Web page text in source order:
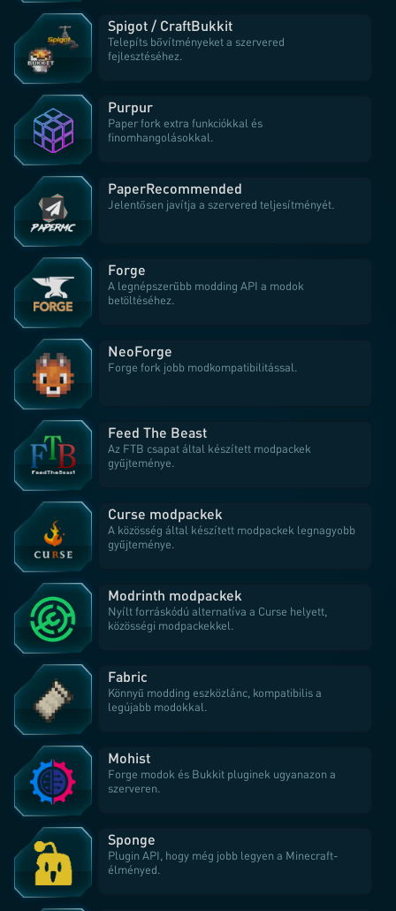
Spigot / CraftBukkit
Telepíts bővítményeket a szervered
fejlesztéséhez.
Purpur
Paper fork extra funkciókkal és
finomhangolásokkal.
PaperRecommended
Jelentősen javítja a szervered teljesítményét.
Forge
A legnépszerűbb modding API a modok
betöltéséhez.
NeoForge
Forge fork jobb modkompatibilitással.
Feed The Beast
Az FTB csapat által készített modpackek
gyűjteménye.
Curse modpackek
A közösség által készített modpackek legnagyobb
gyűjteménye.
Modrinth modpackek
Nyílt forráskódú alternatíva a Curse helyett,
közösségi modpackekkel.
Fabric
Könnyű modding eszközlánc, kompatibilis a
legújabb modokkal.
Mohist
Forge modok és Bukkit pluginek ugyanazon a
szerveren.
Sponge
Plugin API, hogy még jobb legyen a Minecraft-
élményed.